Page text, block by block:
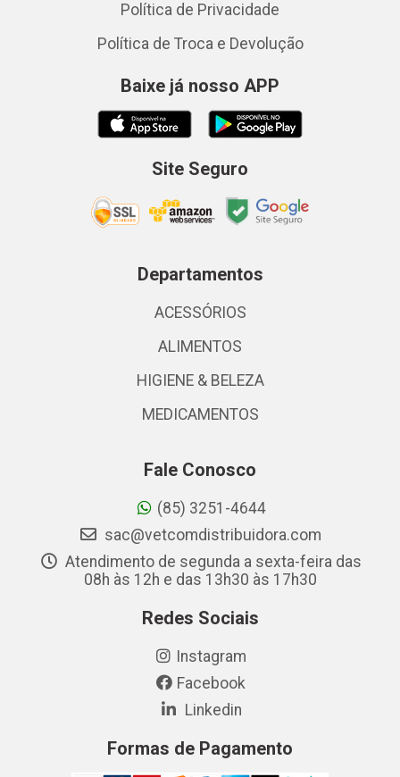
Política de Privacidade
Política de Troca e Devolução
Baixe já nosso APP
Site Seguro
Departamentos
ACESSÓRIOS
ALIMENTOS
HIGIENE & BELEZA
MEDICAMENTOS
Fale Conosco
(85) 3251-4644
sac@vetcomdistribuidora.com
Atendimento de segunda a sexta-feira das
08h às 12h e das 13h30 às 17h30
Redes Sociais
Instagram
Facebook
Linkedin
Formas de Pagamento